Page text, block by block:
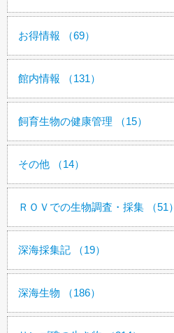
お得情報 （69）
館内情報 （131）
飼育生物の健康管理 （15）
その他 （14）
ＲＯＶでの生物調査・採集 （51）
深海採集記 （19）
深海生物 （186）